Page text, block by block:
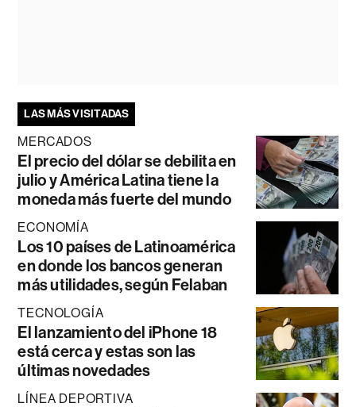
LAS MÁS VISITADAS
MERCADOS
El precio del dólar se debilita en
julio y América Latina tiene la
moneda más fuerte del mundo
ECONOMÍA
Los 10 países de Latinoamérica
en donde los bancos generan
más utilidades, según Felaban
TECNOLOGÍA
El lanzamiento del iPhone 18
está cerca y estas son las
últimas novedades
LÍNEA DEPORTIVA